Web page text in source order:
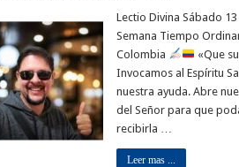
Lectio Divina Sábado
Semana Tiempo
Colombia
«Que
Invocamos al Espíritu
nuestra ayuda. Abre
del Señor para que
recibirla …
Leer mas ...